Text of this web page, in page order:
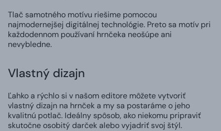
Tlač samotného motívu riešime pomocou
najmodernejšej digitálnej technológie. Preto sa motív pri
každodennom používaní hrnčeka neošúpe ani
nevybledne.
Vlastný dizajn
Ľahko a rýchlo si v našom editore môžete vytvoriť
vlastný dizajn na hrnček a my sa postaráme o jeho
kvalitnú potlač. Ideálny spôsob, ako niekomu pripraviť
skutočne osobitý darček alebo vyjadriť svoj štýl.